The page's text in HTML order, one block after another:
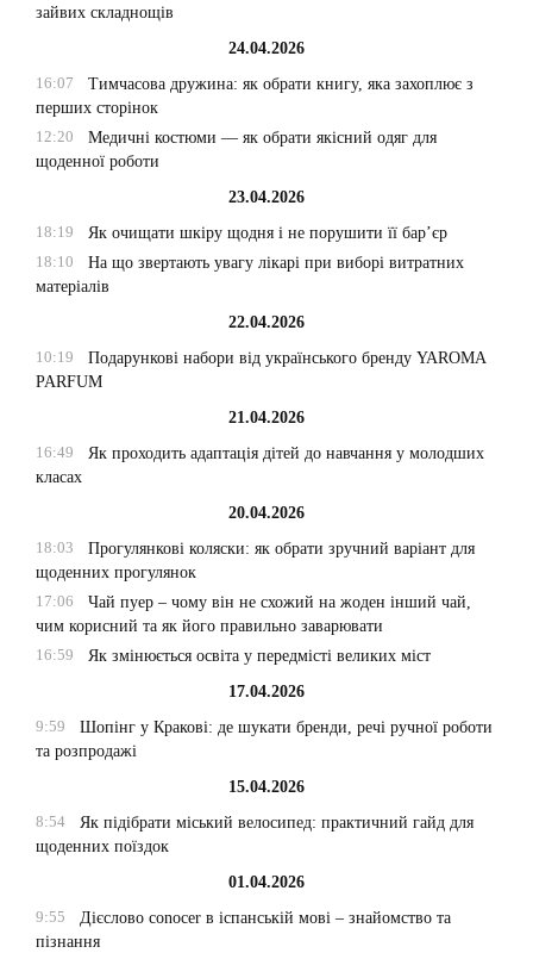
зайвих складнощів
24.04.2026
16:07
Тимчасова дружина: як обрати книгу, яка захоплює з
перших сторінок
12:20
Медичні костюми — як обрати якісний одяг для
щоденної роботи
23.04.2026
18:19
Як очищати шкіру щодня і не порушити її бар’єр
18:10
На що звертають увагу лікарі при виборі витратних
матеріалів
22.04.2026
10:19
Подарункові набори від українського бренду YAROMA
PARFUM
21.04.2026
16:49
Як проходить адаптація дітей до навчання у молодших
класах
20.04.2026
18:03
Прогулянкові коляски: як обрати зручний варіант для
щоденних прогулянок
17:06
Чай пуер – чому він не схожий на жоден інший чай,
чим корисний та як його правильно заварювати
16:59
Як змінюється освіта у передмісті великих міст
17.04.2026
9:59
Шопінг у Кракові: де шукати бренди, речі ручної роботи
та розпродажі
15.04.2026
8:54
Як підібрати міський велосипед: практичний гайд для
щоденних поїздок
01.04.2026
9:55
Дієслово conocer в іспанській мові – знайомство та
пізнання